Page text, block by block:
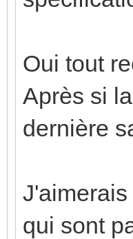
Oui tout
Après si
dernière
qui sont